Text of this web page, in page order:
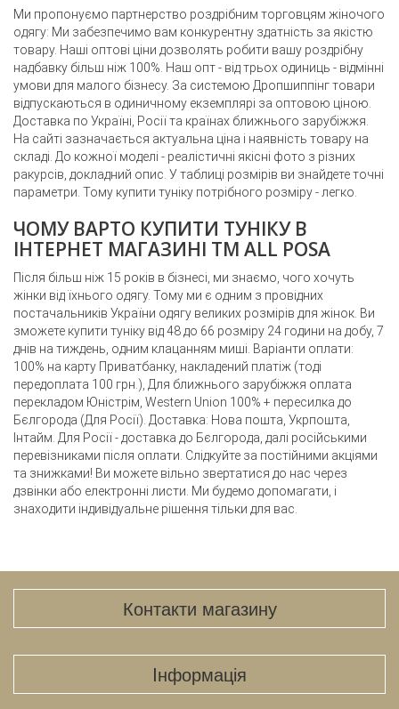
Ми пропонуємо партнерство роздрібним торговцям жіночого
одягу: Ми забезпечимо вам конкурентну здатність за якістю
товару. Наші оптові ціни дозволять робити вашу роздрібну
надбавку більш ніж 100%. Наш опт - від трьох одиниць - відмінні
умови для малого бізнесу. За системою Дропшиппінг товари
відпускаються в одиничному екземплярі за оптовою ціною.
Доставка по Україні, Росії та країнах ближнього зарубіжжя.
На сайті зазначається актуальна ціна і наявність товару на
складі. До кожної моделі - реалістичні якісні фото з різних
ракурсів, докладний опис. У таблиці розмірів ви знайдете точні
параметри. Тому купити туніку потрібного розміру - легко.
ЧОМУ ВАРТО КУПИТИ ТУНІКУ В
ІНТЕРНЕТ МАГАЗИНІ ТМ ALL POSA
Після більш ніж 15 років в бізнесі, ми знаємо, чого хочуть
жінки від їхнього одягу. Тому ми є одним з провідних
постачальників України одягу великих розмірів для жінок. Ви
зможете купити туніку від 48 до 66 розміру 24 години на добу, 7
днів на тиждень, одним клацанням миші. Варіанти оплати:
100% на карту Приватбанку, накладений платіж (тоді
передоплата 100 грн.), Для ближнього зарубіжжя оплата
перекладом Юністрім, Western Union 100% + пересилка до
Бєлгорода (Для Росії). Доставка: Нова пошта, Укрпошта,
Інтайм. Для Росії - доставка до Бєлгорода, далі російськими
перевізниками після оплати. Слідкуйте за постійними акціями
та знижками! Ви можете вільно звертатися до нас через
дзвінки або електронні листи. Ми будемо допомагати, і
знаходити індивідуальне рішення тільки для вас.
Контакти магазину
Iнформація